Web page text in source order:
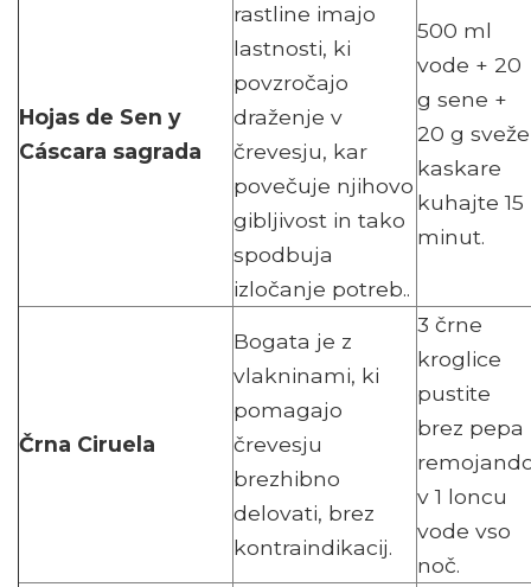
Hojas de Sen y
Cáscara sagrada
rastline imajo
lastnosti, ki
povzročajo
draženje v
črevesju, kar
povečuje njihovo
gibljivost in tako
spodbuja
izločanje potreb..
500 ml
vode + 20
g sene +
20 g sveže
kaskare
kuhajte 15
minut.
Črna Ciruela
Bogata je z
vlakninami, ki
pomagajo
črevesju
brezhibno
delovati, brez
kontraindikacij.
3 črne
kroglice
pustite
brez pepa
v 1 loncu
vode vso
noč.